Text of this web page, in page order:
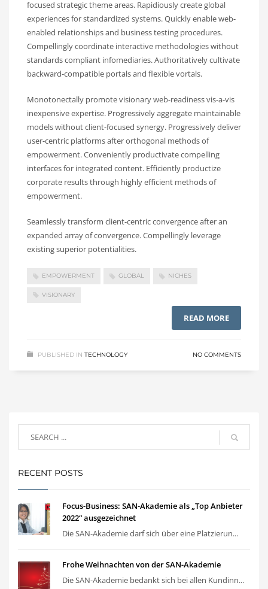
focused strategic theme areas. Rapidiously create global
experiences for standardized systems. Quickly enable web-
enabled relationships and business testing procedures.
Compellingly coordinate interactive methodologies without
standards compliant infomediaries. Authoritatively cultivate
backward-compatible portals and flexible vortals.
Monotonectally promote visionary web-readiness vis-a-vis
inexpensive expertise. Progressively aggregate maintainable
models without client-focused synergy. Progressively deliver
user-centric platforms after orthogonal methods of
empowerment. Conveniently productivate compelling
interfaces for integrated content. Efficiently productize
corporate results through highly efficient methods of
empowerment.
Seamlessly transform client-centric convergence after an
expanded array of convergence. Compellingly leverage
existing superior potentialities.
EMPOWERMENT GLOBAL NICHES
VISIONARY
READ MORE
PUBLISHED IN TECHNOLOGY NO COMMENTS
RECENT POSTS
Focus-Business: SAN-Akademie als „Top Anbieter
2022“ ausgezeichnet
Die SAN-Akademie darf sich über eine Platzierun...
Frohe Weihnachten von der SAN-Akademie
Die SAN-Akademie bedankt sich bei allen Kundinn...